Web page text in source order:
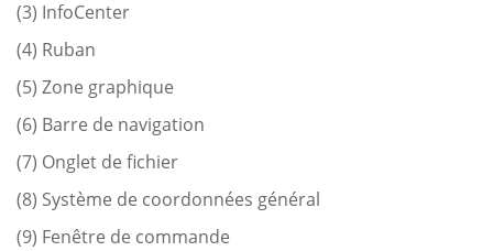
(3) InfoCenter
(4) Ruban
(5) Zone graphique
(6) Barre de navigation
(7) Onglet de fichier
(8) Système de coordonnées général
(9) Fenêtre de commande